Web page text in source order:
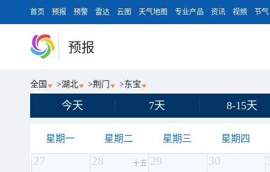
首页 预报 预警 雷达 云图 天气地图 专业产品 资讯 视频 节气
预报
全国 >湖北 >荆门 >东宝
今天 7天 8-15天
星期一 星期二 星期三 星期四
27 28 十五 29 30